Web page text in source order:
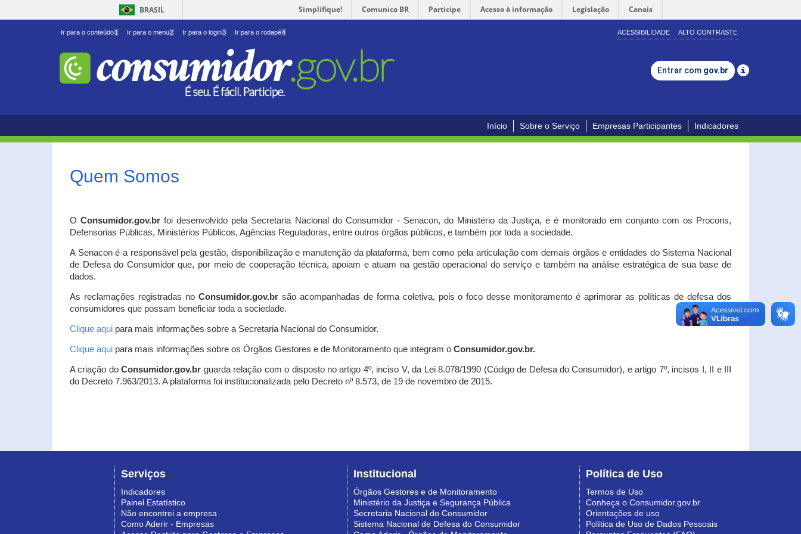
BRASIL Simplifique! Comunica BR Participe Acesso à informação Legislação Canais
Ir para o conteúdo1 Ir para o menu2 Ir para o login3 Ir para o rodapé4 ACESSIBILIDADE ALTO CONTRASTE
Entrar com gov.br
Início Sobre o Serviço Empresas Participantes Indicadores
Quem Somos
OConsumidor.gov.br foi desenvolvido pela Secretaria Nacional do Consumidor - Senacon, do Ministério da Justiça, e é monitorado em conjunto com os Procons,
Defensorias Públicas, Ministérios Públicos, Agências Reguladoras, entre outros órgãos públicos, e também por toda a sociedade.
A Senacon é a responsável pela gestão, disponibilização e manutenção da plataforma, bem como pela articulação com demais órgãos e entidades do Sistema Nacional
de Defesa do Consumidor que, por meio de cooperação técnica, apoiam e atuam na gestão operacional do serviço e também na análise estratégica de sua base de
dados.
As reclamações registradas no Consumidor.gov.brsão acompanhadas de forma coletiva, pois o foco desse monitoramento é aprimorar as políticas de defesa dos
consumidores que possam beneficiar toda a sociedade.
Clique aqui para mais informações sobre a Secretaria Nacional do Consumidor.
Clique aqui para mais informações sobre os Órgãos Gestores e de Monitoramento que integram o Consumidor.gov.br.
A criação doConsumidor.gov.br guarda relação com o disposto no artigo 4º, inciso V, da Lei 8.078/1990 (Código de Defesa do Consumidor), e artigo 7º, incisos I, II e III
do Decreto 7.963/2013. A plataforma foi institucionalizada pelo Decreto nº 8.573, de 19 de novembro de 2015.
Serviços
Indicadores
Painel Estatístico
Não encontrei a empresa
Como Aderir - Empresas
Institucional
Órgãos Gestores e de Monitoramento
Ministério da Justiça e Segurança Pública
Secretaria Nacional do Consumidor
Sistema Nacional de Defesa do Consumidor
Política de Uso
Termos de Uso
Conheça o Consumidor.gov.br
Orientações de uso
Política de Uso de Dados Pessoais